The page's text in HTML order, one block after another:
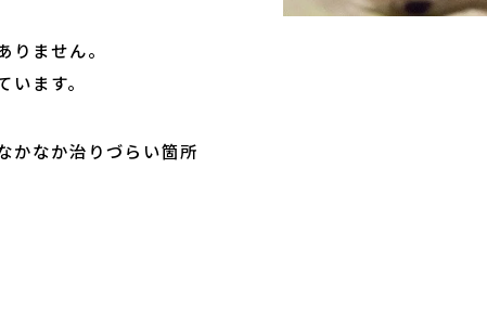
ません。
ます。
かなか治りづらい箇所